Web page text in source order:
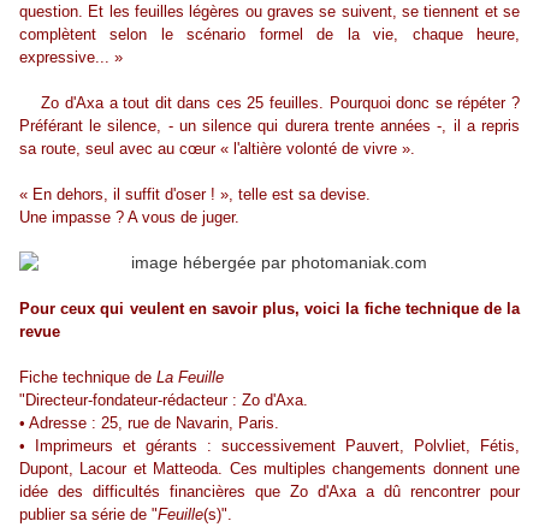
question. Et les feuilles légères ou graves se suivent, se tiennent et se
complètent selon le scénario formel de la vie, chaque heure,
expressive... »
Zo d'Axa a tout dit dans ces 25 feuilles. Pourquoi donc se répéter ?
Préférant le silence, - un silence qui durera trente années -, il a repris
sa route, seul avec au cœur « l'altière volonté de vivre ».
« En dehors, il suffit d'oser ! », telle est sa devise.
Une impasse ? A vous de juger.
Pour ceux qui veulent en savoir plus, voici la fiche technique de la
revue
Fiche technique de La Feuille
"Directeur-fondateur-rédacteur : Zo d'Axa.
• Adresse : 25, rue de Navarin, Paris.
• Imprimeurs et gérants : successivement Pauvert, Polvliet, Fétis,
Dupont, Lacour et Matteoda. Ces multiples changements donnent une
idée des difficultés financières que Zo d'Axa a dû rencontrer pour
publier sa série de "Feuille(s)".